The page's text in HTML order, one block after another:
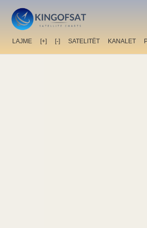
LAJME [+] [-] SATELITËT KANALET